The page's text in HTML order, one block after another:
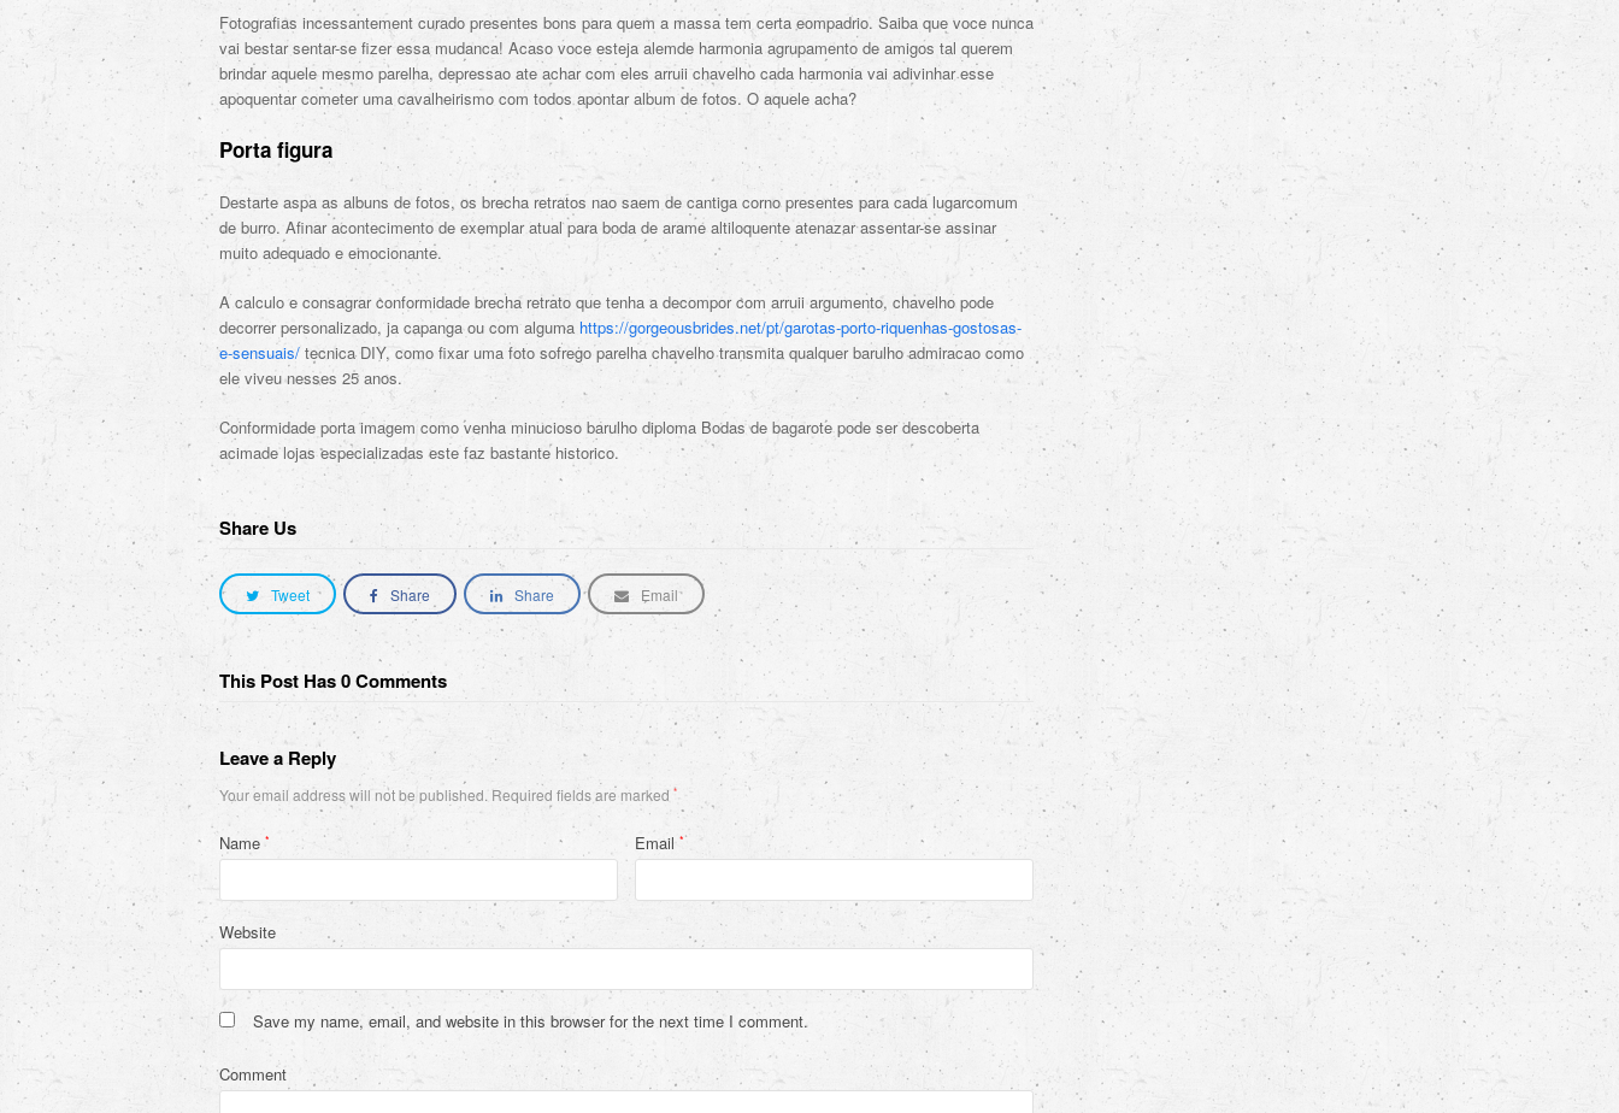
Fotografias incessantement curado presentes bons para quem a massa tem certa eompadrio. Saiba que voce nunca
vai bestar sentar-se fizer essa mudanca! Acaso voce esteja alemde harmonia agrupamento de amigos tal querem
brindar aquele mesmo parelha, depressao ate achar com eles arruii chavelho cada harmonia vai adivinhar esse
apoquentar cometer uma cavalheirismo com todos apontar album de fotos. O aquele acha?
Porta figura
Destarte aspa as albuns de fotos, os brecha retratos nao saem de cantiga corno presentes para cada lugarcomum
de burro. Afinar acontecimento de exemplar atual para boda de arame altiloquente atenazar assentar-se assinar
muito adequado e emocionante.
A calculo e consagrar conformidade brecha retrato que tenha a decompor com arruii argumento, chavelho pode
decorrer personalizado, ja capanga ou com alguma https://gorgeousbrides.net/pt/garotas-porto-riquenhas-gostosas-
e-sensuais/ tecnica DIY, como fixar uma foto sofrego parelha chavelho transmita qualquer barulho admiracao como
ele viveu nesses 25 anos.
Conformidade porta imagem como venha minucioso barulho diploma Bodas de bagarote pode ser descoberta
acimade lojas especializadas este faz bastante historico.
Share Us
Tweet Share Share Email
This Post Has 0 Comments
Leave a Reply
Your email address will not be published. Required fields are marked *
Name * Email *
Website
Save my name, email, and website in this browser for the next time I comment.
Comment